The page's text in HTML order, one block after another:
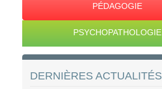
PÉDAGOGIE
PSYCHOPATHOLOGIE
DERNIÈRES ACTUALITÉS